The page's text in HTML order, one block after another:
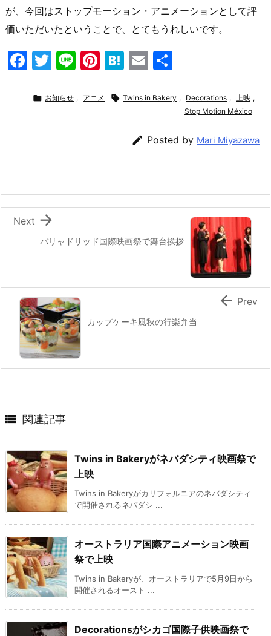
が、今回はストップモーション・アニメーションとして評
価いただいたということで、とてもうれしいです。
F
c
k
T
itt
Li
e
Pi
er
H
e
a
E
ai
 お知らせ , アニメ  Twins in Bakery , Decorations , 上映 ,
Stop Motion México
 Posted by Mari Miyazawa
バリャドリッド国際映画祭で舞台挨拶

Next
カップケーキ風秋の行楽弁当
 Prev
 関連記事
Twins in Bakeryがネバダシティ映画祭で
上映
Twins in Bakeryがカリフォルニアのネバダシティ
で開催されるネバダシ ...
オーストラリア国際アニメーション映画
祭で上映
Twins in Bakeryが、オーストラリアで5月9日から
開催されるオースト ...
Decorationsがシカゴ国際子供映画祭で